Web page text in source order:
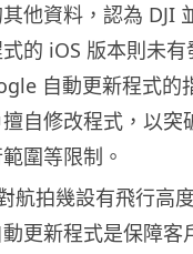
他資料，認為 DJI
的 iOS 版本則未有
自動更新程式的
自修改程式，以突
圍等限制。
航拍幾設有飛行高
更新程式是保障客